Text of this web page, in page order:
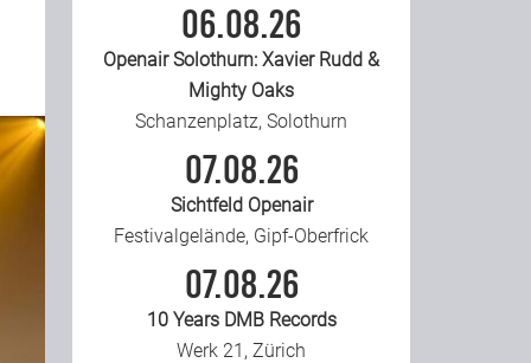
06.08.26
Openair Solothurn: Xavier Rudd &
Mighty Oaks
Schanzenplatz, Solothurn
07.08.26
Sichtfeld Openair
Festivalgelände, Gipf-Oberfrick
07.08.26
10 Years DMB Records
Werk 21, Zürich